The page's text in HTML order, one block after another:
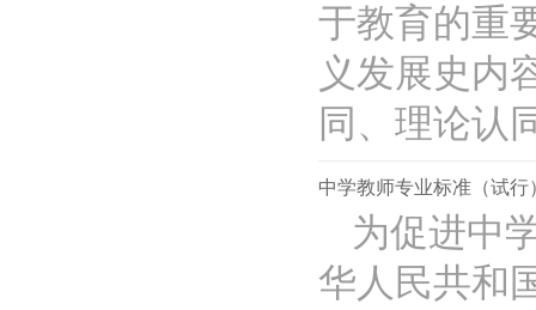
于教育的重
义发展史内
同、理论认
中学教师专业标准（试行
为促进中
华人民共和